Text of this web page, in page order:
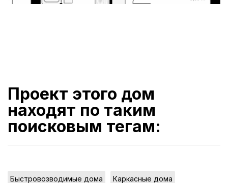
Проект этого дом
находят по таким
поисковым тегам:
Быстровозводимые дома Каркасные дома